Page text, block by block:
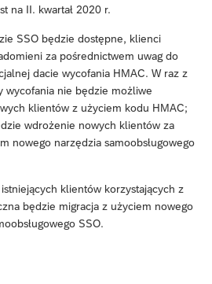
na II. kwartał 2020 r.
SSO będzie dostępne, klienci
za pośrednictwem uwag do
dacie wycofania HMAC. W raz z
wycofania nie będzie możliwe
klientów z użyciem kodu HMAC;
wdrożenie nowych klientów za
nowego narzędzia samoobsługowego
klientów korzystających z
będzie migracja z użyciem nowego
SSO.